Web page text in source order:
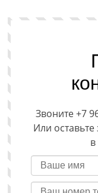
Звоните +7
Или